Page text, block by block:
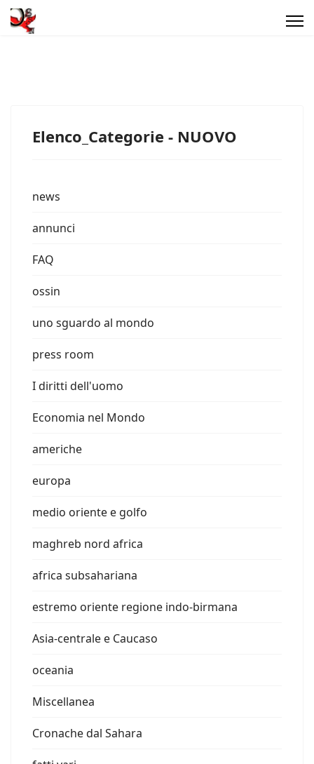
Elenco_Categorie - NUOVO
news
annunci
FAQ
ossin
uno sguardo al mondo
press room
I diritti dell'uomo
Economia nel Mondo
americhe
europa
medio oriente e golfo
maghreb nord africa
africa subsahariana
estremo oriente regione indo-birmana
Asia-centrale e Caucaso
oceania
Miscellanea
Cronache dal Sahara